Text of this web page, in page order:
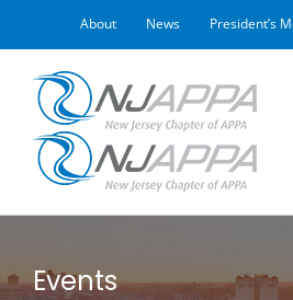
content
About News President’s
Events